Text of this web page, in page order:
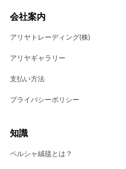
会社案内
アリヤトレーディング(株)
アリヤギャラリー
支払い方法
プライバシーポリシー
知識
ペルシャ絨毯とは？